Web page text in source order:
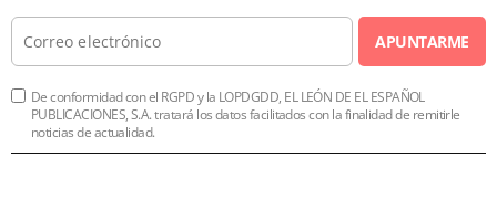
APUNTARME
De conformidad con el RGPD y la LOPDGDD, EL LEÓN DE EL ESPAÑOL
PUBLICACIONES, S.A. tratará los datos facilitados con la finalidad de remitirle
noticias de actualidad.